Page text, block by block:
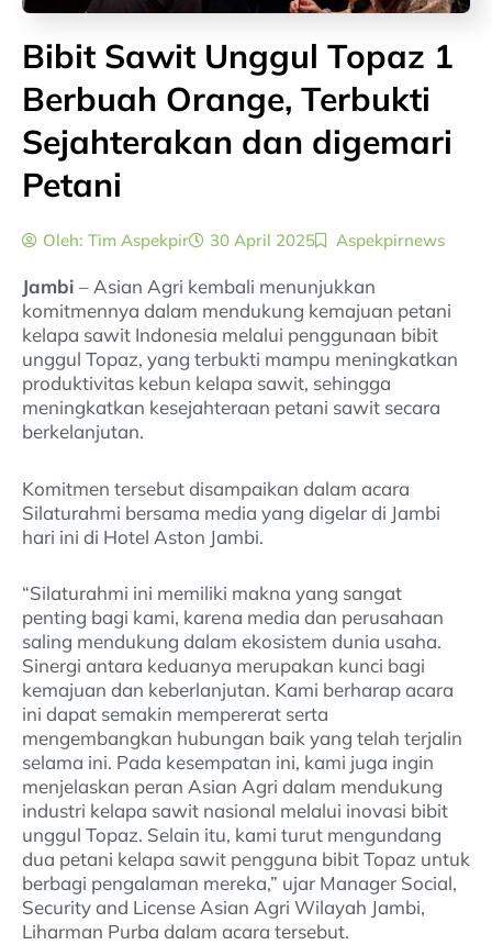
Bibit Sawit Unggul Topaz 1
Berbuah Orange, Terbukti
Sejahterakan dan digemari
Petani
Oleh: Tim Aspekpir 30 April 2025 Aspekpirnews
Jambi – Asian Agri kembali menunjukkan
komitmennya dalam mendukung kemajuan petani
kelapa sawit Indonesia melalui penggunaan bibit
unggul Topaz, yang terbukti mampu meningkatkan
produktivitas kebun kelapa sawit, sehingga
meningkatkan kesejahteraan petani sawit secara
berkelanjutan.
Komitmen tersebut disampaikan dalam acara
Silaturahmi bersama media yang digelar di Jambi
hari ini di Hotel Aston Jambi.
“Silaturahmi ini memiliki makna yang sangat
penting bagi kami, karena media dan perusahaan
saling mendukung dalam ekosistem dunia usaha.
Sinergi antara keduanya merupakan kunci bagi
kemajuan dan keberlanjutan. Kami berharap acara
ini dapat semakin mempererat serta
mengembangkan hubungan baik yang telah terjalin
selama ini. Pada kesempatan ini, kami juga ingin
menjelaskan peran Asian Agri dalam mendukung
industri kelapa sawit nasional melalui inovasi bibit
unggul Topaz. Selain itu, kami turut mengundang
dua petani kelapa sawit pengguna bibit Topaz untuk
berbagi pengalaman mereka,” ujar Manager Social,
Security and License Asian Agri Wilayah Jambi,
Liharman Purba dalam acara tersebut.